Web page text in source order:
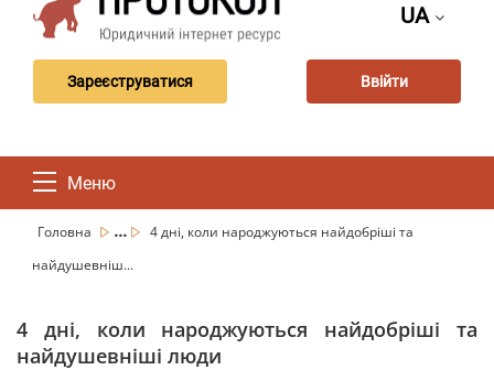
UA
Зареєструватися Ввійти
Меню
Головна ...
4 дні, коли народжуються найдобріші та
найдушевніш...
4 дні, коли народжуються найдобріші та
найдушевніші люди